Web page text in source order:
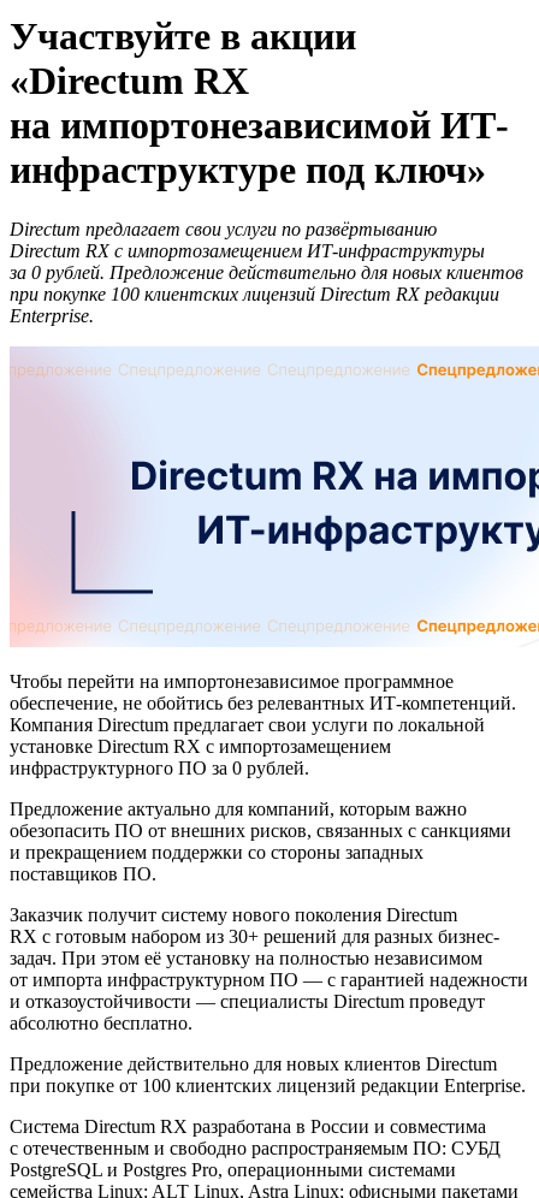
Участвуйте в акции
«Directum RX
на импортонезависимой ИТ-
инфраструктуре под ключ»
Directum предлагает свои услуги по развёртыванию
Directum RX с импортозамещением ИТ-инфраструктуры
за 0 рублей. Предложение действительно для новых клиентов
при покупке 100 клиентских лицензий Directum RX редакции
Enterprise.
Чтобы перейти на импортонезависимое программное
обеспечение, не обойтись без релевантных ИТ-компетенций.
Компания Directum предлагает свои услуги по локальной
установке Directum RX с импортозамещением
инфраструктурного ПО за 0 рублей.
Предложение актуально для компаний, которым важно
обезопасить ПО от внешних рисков, связанных с санкциями
и прекращением поддержки со стороны западных
поставщиков ПО.
Заказчик получит систему нового поколения Directum
RX с готовым набором из 30+ решений для разных бизнес-
задач. При этом её установку на полностью независимом
от импорта инфраструктурном ПО — с гарантией надежности
и отказоустойчивости — специалисты Directum проведут
абсолютно бесплатно.
Предложение действительно для новых клиентов Directum
при покупке от 100 клиентских лицензий редакции Enterprise.
Система Directum RX разработана в России и совместима
с отечественным и свободно распространяемым ПО: СУБД
PostgreSQL и Postgres Pro, операционными системами
семейства Linux: ALT Linux, Astra Linux; офисными пакетами